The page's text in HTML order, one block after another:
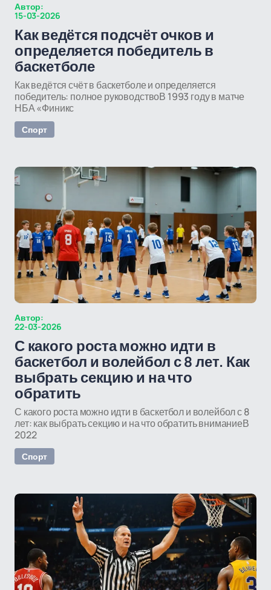
Автор:
15-03-2026
Как ведётся подсчёт очков и
определяется победитель в
баскетболе
Как ведётся счёт в баскетболе и определяется
победитель: полное руководствоВ 1993 году в матче
НБА «Финикс
Спорт
Автор:
22-03-2026
С какого роста можно идти в
баскетбол и волейбол с 8 лет. Как
выбрать секцию и на что
обратить
С какого роста можно идти в баскетбол и волейбол с 8
лет: как выбрать секцию и на что обратить вниманиеВ
2022
Спорт